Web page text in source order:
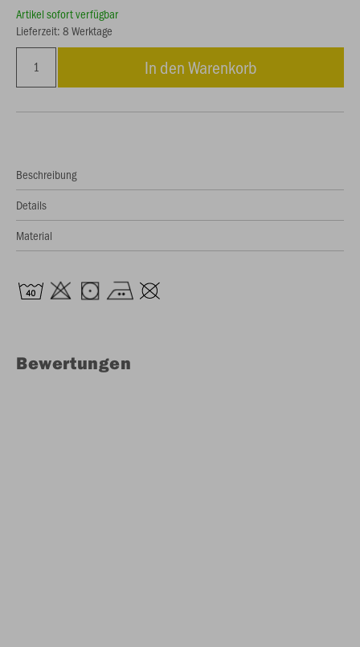
Artikel sofort verfügbar
Lieferzeit: 8 Werktage
In den Warenkorb
Beschreibung
Details
Material
Bewertungen